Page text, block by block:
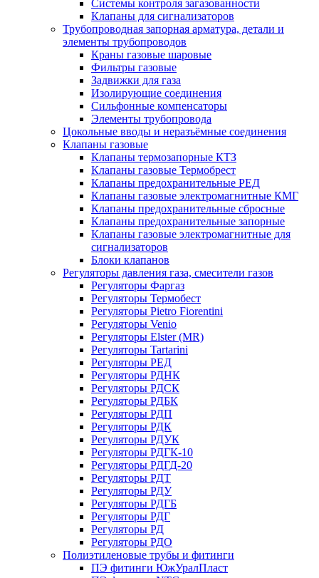
Системы контроля загазованности
Клапаны для сигнализаторов
Трубопроводная запорная арматура, детали и
элементы трубопроводов
Краны газовые шаровые
Фильтры газовые
Задвижки для газа
Изолирующие соединения
Сильфонные компенсаторы
Элементы трубопровода
Цокольные вводы и неразъёмные соединения
Клапаны газовые
Клапаны термозапорные КТЗ
Клапаны газовые Термобрест
Клапаны предохранительные РЕД
Клапаны газовые электромагнитные КМГ
Клапаны предохранительные сбросные
Клапаны предохранительные запорные
Клапаны газовые электромагнитные для
сигнализаторов
Блоки клапанов
Регуляторы давления газа, смесители газов
Регуляторы Фаргаз
Регуляторы Термобест
Регуляторы Pietro Fiorentini
Регуляторы Venio
Регуляторы Elster (MR)
Регуляторы Tartarini
Регуляторы РЕД
Регуляторы РДНК
Регуляторы РДСК
Регуляторы РДБК
Регуляторы РДП
Регуляторы РДК
Регуляторы РДУК
Регуляторы РДГК-10
Регуляторы РДГД-20
Регуляторы РДТ
Регуляторы РДУ
Регуляторы РДГБ
Регуляторы РДГ
Регуляторы РД
Регуляторы РДО
Полиэтиленовые трубы и фитинги
ПЭ фитинги ЮжУралПласт